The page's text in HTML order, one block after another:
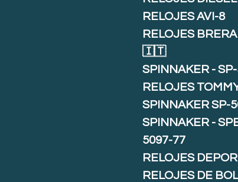
RELOJES AVI-8
RELOJES
🇮🇹
SPINNAKER -
RELOJES
SPINNAKER SP-
SPINNAKER -
5097-77
RELOJES
RELOJES DE